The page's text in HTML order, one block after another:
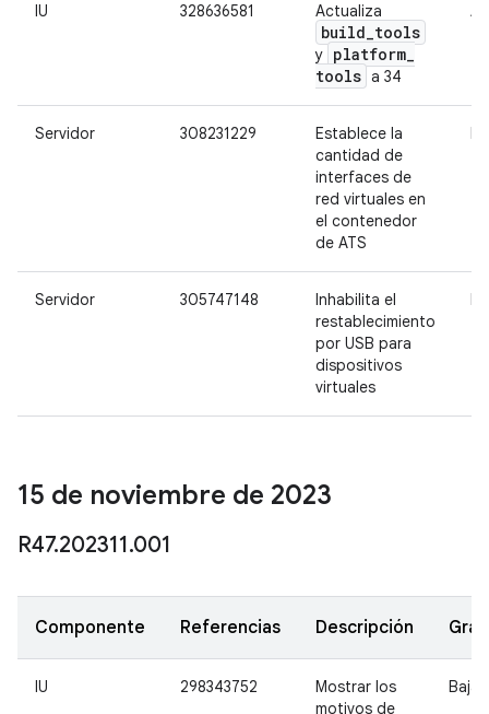
IU 328636581 Actualiza
build_tools
y platform_
tools a 34
Servidor 308231229
Establece la
cantidad de
interfaces de
red virtuales en
el contenedor
de ATS
Servidor 305747148
Inhabilita el
restablecimiento
por USB para
dispositivos
virtuales
15 de noviembre de 2023
R47.202311.001
Componente Referencias Descripción
IU 298343752
Mostrar los
motivos de
Baja